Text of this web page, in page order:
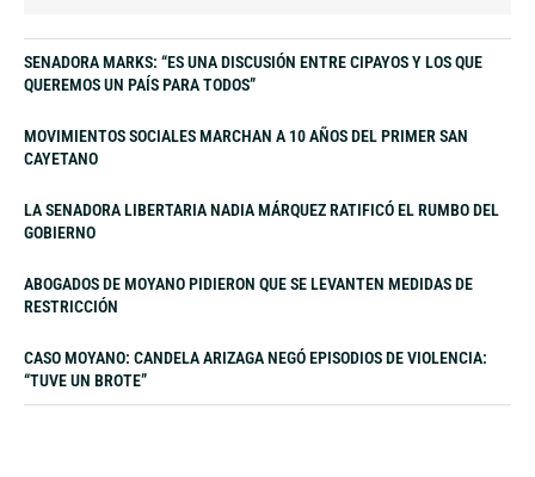
SENADORA MARKS: “ES UNA DISCUSIÓN ENTRE CIPAYOS Y LOS QUE
QUEREMOS UN PAÍS PARA TODOS”
MOVIMIENTOS SOCIALES MARCHAN A 10 AÑOS DEL PRIMER SAN
CAYETANO
LA SENADORA LIBERTARIA NADIA MÁRQUEZ RATIFICÓ EL RUMBO DEL
GOBIERNO
ABOGADOS DE MOYANO PIDIERON QUE SE LEVANTEN MEDIDAS DE
RESTRICCIÓN
CASO MOYANO: CANDELA ARIZAGA NEGÓ EPISODIOS DE VIOLENCIA:
“TUVE UN BROTE”